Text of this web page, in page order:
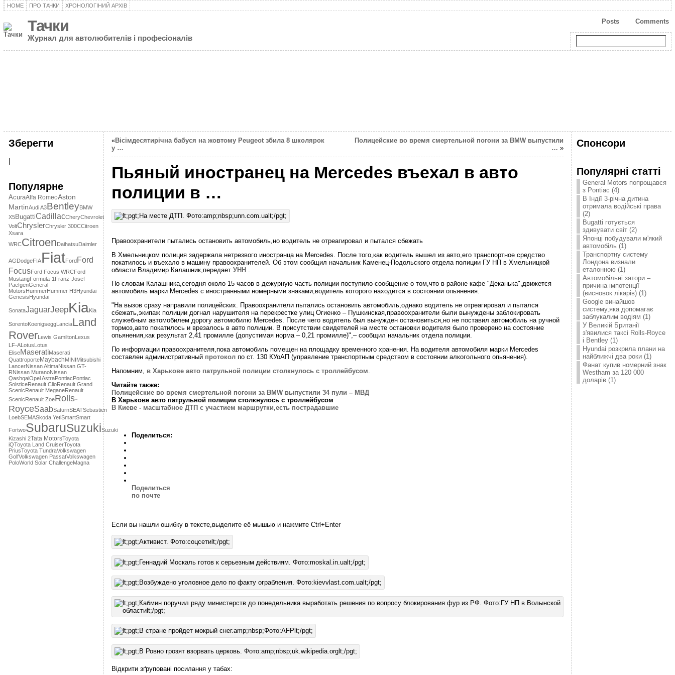
HOME ПРО ТАЧКИ ХРОНОЛОГІНИЙ АРХІВ
Тачки
Журнал для автолюбителів і професіоналів
Comments
Posts
Зберегти
Популярне
AcuraAlfa RomeoAston
MartinAudi A3BentleyBMW
X5BugattiCadillacCheryChevrolet
VoltChryslerChrysler 300CCitroen
Xsara
WRCCitroеnDaihatsuDaimler
AGDodgeFIAFiatFordFord
FocusFord Focus WRCFord
MustangFormula-1 Franz-Josef
PaefgenGeneral
MotorsHummerHummer H3Hyundai
GenesisHyundai
SonataJaguarJeepKiaKia
SorentoKoenigseggLanciaLand
RoverLewis GamiltonLexus
LF-ALotusLotus
EliseMaseratiMaserati
QuattroporteMaybachMINIMitsubishi
LancerNissan AltimaNissan GT-
RNissan MuranoNissan
QashqaiOpel AstraPontiacPontiac
SolsticeRenault ClioRenault Grand
ScenicRenault MeganeRenault
ScenicRenault ZoeRolls-
RoyceSaabSaturnSEATSebastien
LoebSEMASkoda YetiSmartSmart
FortwoSubaruSuzukiSuzuki
Kizashi 2Tata MotorsToyota
iQToyota Land CruiserToyota
PriusToyota TundraVolkswagen
GolfVolkswagen PassatVolkswagen
PoloWorld Solar ChallengeМagna
«Вісімдесятирічна бабуся на жовтому Peugeot збила 8 школярок
у …
Полицейские во время смертельной погони за BMW выпустили
… »
Пьяный иностранец на Mercedes въехал в авто
полиции в …
Правоохранители пытались остановить автомобиль,но водитель не отреагировал и пытался сбежать
В Хмельницком полиция задержала нетрезвого иностранца на Mercedes. После того,как водитель вышел из авто,его транспортное средство
покатилось и въехало в машину правоохранителей. Об этом сообщил начальник Каменец-Подольского отдела полиции ГУ НП в Хмельницкой
области Владимир Калашник,передает УНН.
По словам Калашника,сегодня около 15 часов в дежурную часть полиции поступило сообщение о том,что в районе кафе "Деканька",движется
автомобиль марки Mercedes с иностранными номерными знаками,водитель которого находится в состоянии опьянения.
"На вызов сразу направили полицейских. Правоохранители пытались остановить автомобиль,однако водитель не отреагировал и пытался
сбежать,экипаж полиции догнал нарушителя на перекрестке улиц Огиенко – Пушкинская,правоохранители были вынуждены заблокировать
служебным автомобилем дорогу автомобилю Mercedes. После чего водитель был вынужден остановиться,но не поставил автомобиль на ручной
тормоз,авто покатилось и врезалось в авто полиции. В присутствии свидетелей на месте остановки водителя было проверено на состояние
опьянения,как результат 2,41 промилле (допустимая норма – 0,21 промилле)",– сообщил начальник отдела полиции.
По информации правоохранителя,пока автомобиль помещен на площадку временного хранения. На водителя автомобиля марки Mercedes
составлен административный протоколпо ст. 130 КУоАП (управление транспортным средством в состоянии алкогольного опьянения).
Напомним, в Харькове авто патрульной полиции столкнулось с троллейбусом
Читайте также:
Полицейские во время смертельной погони за BMW выпустили 34 пули – МВД
В Харькове авто патрульной полиции столкнулось с троллейбусом
В Киеве - масштабное ДТП с участием маршрутки,есть пострадавшие
Поделиться:
Поделиться
по почте
Если вы нашли ошибку в тексте,выделите её мышью и нажмите Ctrl+Enter
Відкрити зґруповані посилання у табах:
Спонсори
Популярні статті
General Motors попрощався
з Pontiac (4)
В Індії 3-річна дитина
отримала водійські права
(2)
Bugatti готується
здивувати світ (2)
Японці побудували м'який
автомобіль (1)
Транспортну систему
Лондона визнали
еталонною (1)
Автомобільні затори –
причина імпотенції
(висновок лікарів) (1)
Google винайшов
систему,яка допомагає
заблукалим водіям (1)
У Великій Британії
з'явилися таксі Rolls-Royce
і Bentley (1)
Hyundai розкрила плани на
найближчі два роки (1)
Фанат купив номерний знак
Westham за 120 000
доларів (1)